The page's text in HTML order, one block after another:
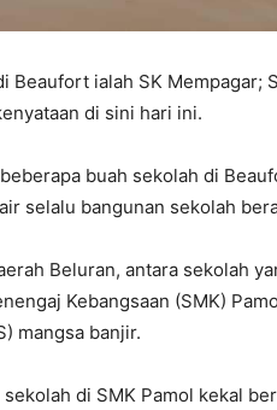
Beaufort ialah SK Mempagar;
di sini hari ini.
buah sekolah di
selalu bangunan sekolah
Beluran, antara sekolah
Kebangsaan (SMK)
mangsa banjir.
sekolah di SMK Pamol kekal